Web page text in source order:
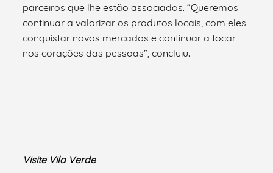
parceiros que lhe estão associados. “Queremos
continuar a valorizar os produtos locais, com eles
conquistar novos mercados e continuar a tocar
nos corações das pessoas”, concluiu.
Visite Vila Verde